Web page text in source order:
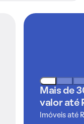
Mais de
valor até
Imóveis até